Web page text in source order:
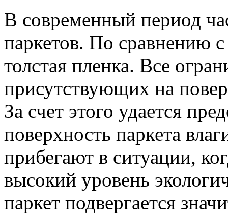
В современный период
паркетов. По сравнению с
толстая пленка. Все
присутствующих на
За счет этого удается
поверхность паркета
прибегают в ситуации,
высокий уровень
паркет подвергается